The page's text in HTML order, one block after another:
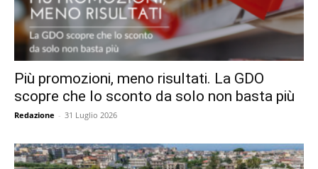
Più promozioni, meno risultati. La GDO
scopre che lo sconto da solo non basta più
Redazione - 31 Luglio 2026